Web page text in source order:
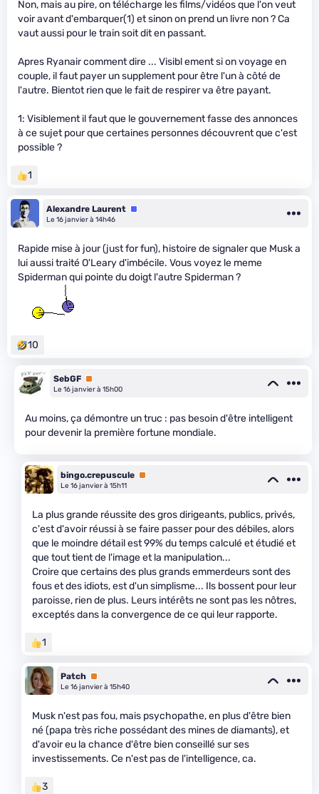
Non, mais au pire, on télécharge les films/vidéos que l'on veut
voir avant d'embarquer(1) et sinon on prend un livre non ? Ca
vaut aussi pour le train soit dit en passant.
Apres Ryanair comment dire ... Visibl ement si on voyage en
couple, il faut payer un supplement pour être l'un à côté de
l'autre. Bientot rien que le fait de respirer va être payant.
1: Visiblement il faut que le gouvernement fasse des annonces
à ce sujet pour que certaines personnes découvrent que c'est
possible ?
1
Alexandre Laurent Équipe
Le 16 janvier à 14h46
Rapide mise à jour (just for fun), histoire de signaler que Musk a
lui aussi traité O'Leary d'imbécile. Vous voyez le meme
Spiderman qui pointe du doigt l'autre Spiderman ?
10
SebGF Premium
Le 16 janvier à 15h00
Au moins, ça démontre un truc : pas besoin d'être intelligent
pour devenir la première fortune mondiale.
bingo.crepuscule Premium
Le 16 janvier à 15h11
La plus grande réussite des gros dirigeants, publics, privés,
c'est d'avoir réussi à se faire passer pour des débiles, alors
que le moindre détail est 99% du temps calculé et étudié et
que tout tient de l'image et la manipulation...
Croire que certains des plus grands emmerdeurs sont des
fous et des idiots, est d'un simplisme... Ils bossent pour leur
paroisse, rien de plus. Leurs intérêts ne sont pas les nôtres,
exceptés dans la convergence de ce qui leur rapporte.
1
Patch Premium
Le 16 janvier à 15h40
Musk n'est pas fou, mais psychopathe, en plus d'être bien
né (papa très riche possédant des mines de diamants), et
d'avoir eu la chance d'être bien conseillé sur ses
investissements. Ce n'est pas de l'intelligence, ca.
3